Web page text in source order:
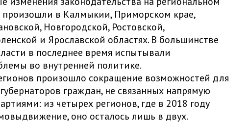
произошли в Калмыкии, Приморском крае,
Новгородской, Ростовской,
и Ярославской областях. В большинстве
в последнее время испытывали
во внутренней политике.
произошло сокращение возможностей для
граждан, не связанных напрямую
из четырех регионов, где в 2018 году
оно осталось лишь в двух.